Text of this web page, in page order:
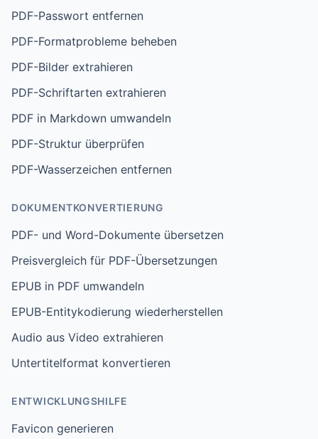
PDF-Passwort entfernen
PDF-Formatprobleme beheben
PDF-Bilder extrahieren
PDF-Schriftarten extrahieren
PDF in Markdown umwandeln
PDF-Struktur überprüfen
PDF-Wasserzeichen entfernen
DOKUMENTKONVERTIERUNG
PDF- und Word-Dokumente übersetzen
Preisvergleich für PDF-Übersetzungen
EPUB in PDF umwandeln
EPUB-Entitykodierung wiederherstellen
Audio aus Video extrahieren
Untertitelformat konvertieren
ENTWICKLUNGSHILFE
Favicon generieren